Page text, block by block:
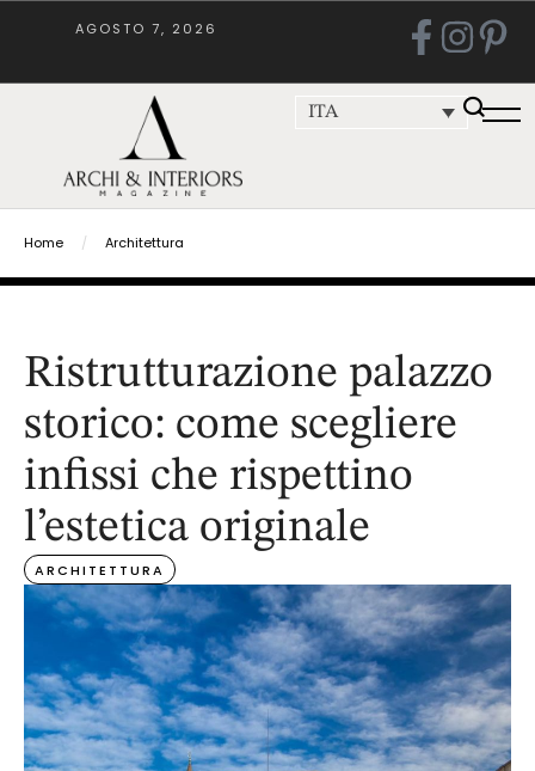
AGOSTO 7, 2026
ITA
Home / Architettura
Ristrutturazione palazzo
storico: come scegliere
infissi che rispettino
l’estetica originale
ARCHITETTURA